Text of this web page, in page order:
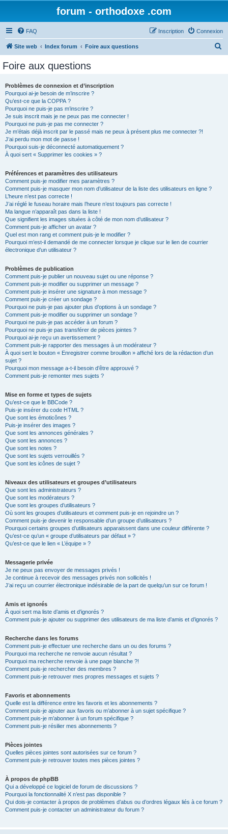
forum - orthodoxe .com
FAQ Connexion
Inscription
Site web Index forum Foire aux questions
Foire aux questions
Problèmes de connexion et d’inscription
Pourquoi ai-je besoin de m’inscrire ?
Qu’est-ce que la COPPA ?
Pourquoi ne puis-je pas m’inscrire ?
Je suis inscrit mais je ne peux pas me connecter !
Pourquoi ne puis-je pas me connecter ?
Je m’étais déjà inscrit par le passé mais ne peux à présent plus me connecter ?!
J’ai perdu mon mot de passe !
Pourquoi suis-je déconnecté automatiquement ?
À quoi sert « Supprimer les cookies » ?
Préférences et paramètres des utilisateurs
Comment puis-je modifier mes paramètres ?
Comment puis-je masquer mon nom d’utilisateur de la liste des utilisateurs en ligne ?
L’heure n’est pas correcte !
J’ai réglé le fuseau horaire mais l’heure n’est toujours pas correcte !
Ma langue n’apparaît pas dans la liste !
Que signifient les images situées à côté de mon nom d’utilisateur ?
Comment puis-je afficher un avatar ?
Quel est mon rang et comment puis-je le modifier ?
Pourquoi m’est-il demandé de me connecter lorsque je clique sur le lien de courrier
électronique d’un utilisateur ?
Problèmes de publication
Comment puis-je publier un nouveau sujet ou une réponse ?
Comment puis-je modifier ou supprimer un message ?
Comment puis-je insérer une signature à mon message ?
Comment puis-je créer un sondage ?
Pourquoi ne puis-je pas ajouter plus d’options à un sondage ?
Comment puis-je modifier ou supprimer un sondage ?
Pourquoi ne puis-je pas accéder à un forum ?
Pourquoi ne puis-je pas transférer de pièces jointes ?
Pourquoi ai-je reçu un avertissement ?
Comment puis-je rapporter des messages à un modérateur ?
À quoi sert le bouton « Enregistrer comme brouillon » affiché lors de la rédaction d’un
sujet ?
Pourquoi mon message a-t-il besoin d’être approuvé ?
Comment puis-je remonter mes sujets ?
Mise en forme et types de sujets
Qu’est-ce que le BBCode ?
Puis-je insérer du code HTML ?
Que sont les émoticônes ?
Puis-je insérer des images ?
Que sont les annonces générales ?
Que sont les annonces ?
Que sont les notes ?
Que sont les sujets verrouillés ?
Que sont les icônes de sujet ?
Niveaux des utilisateurs et groupes d’utilisateurs
Que sont les administrateurs ?
Que sont les modérateurs ?
Que sont les groupes d’utilisateurs ?
Où sont les groupes d’utilisateurs et comment puis-je en rejoindre un ?
Comment puis-je devenir le responsable d’un groupe d’utilisateurs ?
Pourquoi certains groupes d’utilisateurs apparaissent dans une couleur différente ?
Qu’est-ce qu’un « groupe d’utilisateurs par défaut » ?
Qu’est-ce que le lien « L’équipe » ?
Messagerie privée
Je ne peux pas envoyer de messages privés !
Je continue à recevoir des messages privés non sollicités !
J’ai reçu un courrier électronique indésirable de la part de quelqu’un sur ce forum !
Amis et ignorés
À quoi sert ma liste d’amis et d’ignorés ?
Comment puis-je ajouter ou supprimer des utilisateurs de ma liste d’amis et d’ignorés ?
Recherche dans les forums
Comment puis-je effectuer une recherche dans un ou des forums ?
Pourquoi ma recherche ne renvoie aucun résultat ?
Pourquoi ma recherche renvoie à une page blanche ?!
Comment puis-je rechercher des membres ?
Comment puis-je retrouver mes propres messages et sujets ?
Favoris et abonnements
Quelle est la différence entre les favoris et les abonnements ?
Comment puis-je ajouter aux favoris ou m’abonner à un sujet spécifique ?
Comment puis-je m’abonner à un forum spécifique ?
Comment puis-je résilier mes abonnements ?
Pièces jointes
Quelles pièces jointes sont autorisées sur ce forum ?
Comment puis-je retrouver toutes mes pièces jointes ?
À propos de phpBB
Qui a développé ce logiciel de forum de discussions ?
Pourquoi la fonctionnalité X n’est pas disponible ?
Qui dois-je contacter à propos de problèmes d’abus ou d’ordres légaux liés à ce forum ?
Comment puis-je contacter un administrateur du forum ?